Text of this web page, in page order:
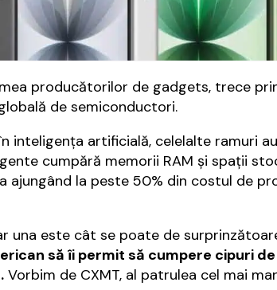
producătorilor de gadgets, trece
de semiconductori.
artificială, celelalte ramuri
cumpără memorii RAM şi spaţii
ajungând la peste 50% din costul de
una este cât se poate de
să îi permit să cumpere cipuri
Vorbim de CXMT, al patrulea cel mai